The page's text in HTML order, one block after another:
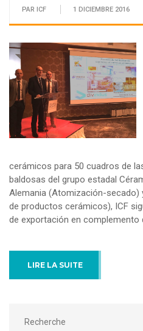
PAR ICF 1 DICIEMBRE 2016
cerámicos para 50 cuadros de
baldosas del grupo estadal
Alemania (Atomización-secado)
de productos cerámicos), ICF
de exportación en complemento
LIRE LA SUITE